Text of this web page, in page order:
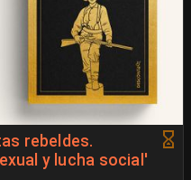
rebeldes.
y lucha social'